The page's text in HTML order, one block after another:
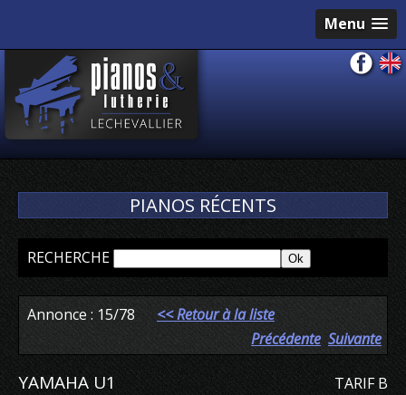
Menu
PIANOS RÉCENTS
RECHERCHE
Annonce : 15/78 << Retour à la liste
Précédente Suivante
TARIF B
YAMAHA U1